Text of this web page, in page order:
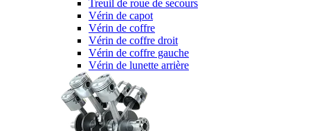
Treuil de roue de secours
Vérin de capot
Vérin de coffre
Vérin de coffre droit
Vérin de coffre gauche
Vérin de lunette arrière